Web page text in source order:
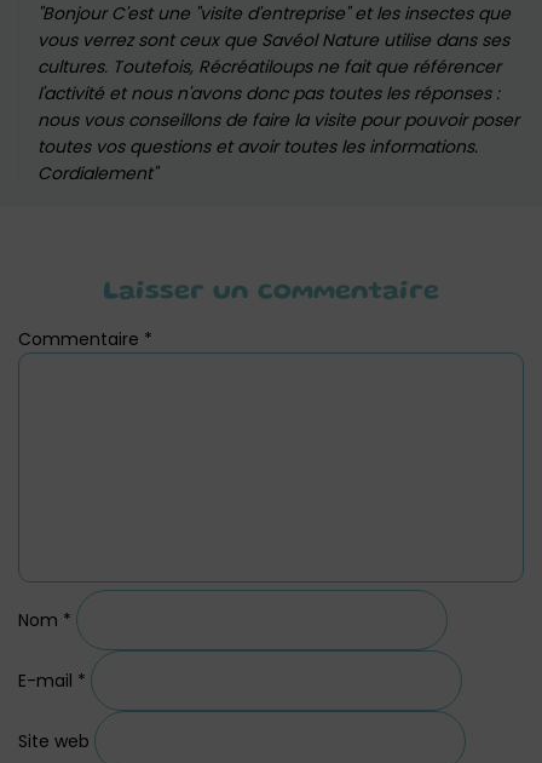
Bonjour C'est une "visite d'entreprise" et les insectes que
vous verrez sont ceux que Savéol Nature utilise dans ses
cultures. Toutefois, Récréatiloups ne fait que référencer
l'activité et nous n'avons donc pas toutes les réponses :
nous vous conseillons de faire la visite pour pouvoir poser
toutes vos questions et avoir toutes les informations.
Cordialement
Laisser un commentaire
Commentaire *
Nom *
E-mail *
Site web